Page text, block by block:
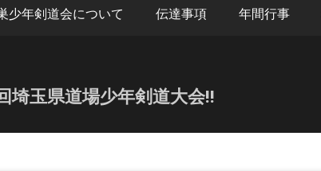
少年剣道会について 伝達事項 年間行事
埼玉県道場少年剣道大会!!